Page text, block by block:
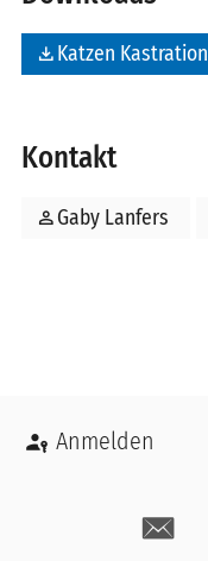
file_downloadKatzen Kastration
Kontakt
personGaby Lanfers
Benutzermenü
Anmelden